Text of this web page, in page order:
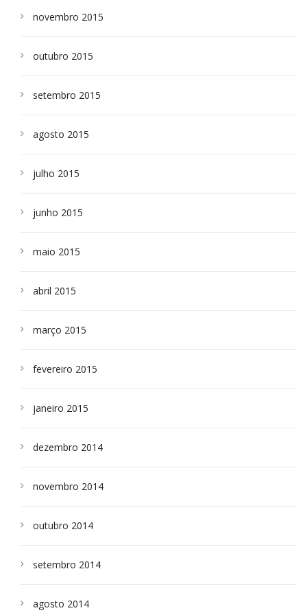
novembro 2015
outubro 2015
setembro 2015
agosto 2015
julho 2015
junho 2015
maio 2015
abril 2015
março 2015
fevereiro 2015
janeiro 2015
dezembro 2014
novembro 2014
outubro 2014
setembro 2014
agosto 2014